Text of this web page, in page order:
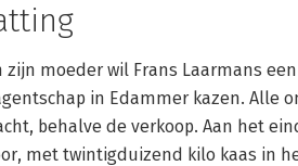
zijn moeder wil Frans Laarmans
in Edammer kazen. Alle
behalve de verkoop. Aan het
met twintigduizend kilo kaas in